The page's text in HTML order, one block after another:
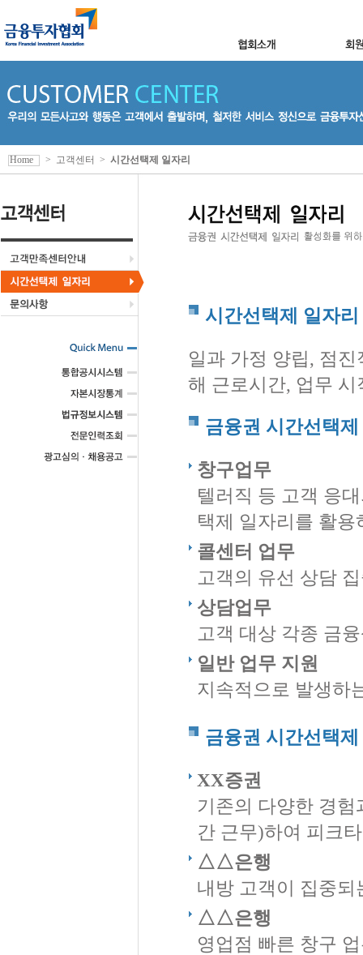
Home > 고객센터 > 시간선택제 일자리
시간선택제 일자
일과 가정 양립, 점
해 근로시간, 업무
금융권 시간선택
창구업무
텔러직 등 고객 응
택제 일자리를 활
콜센터 업무
고객의 유선 상담
상담업무
고객 대상 각종 금
일반 업무 지원
지속적으로 발생하
금융권 시간선택
XX증권
기존의 다양한 경
간 근무)하여 피크
△△은행
내방 고객이 집중되
△△은행
영업점 빠른 창구